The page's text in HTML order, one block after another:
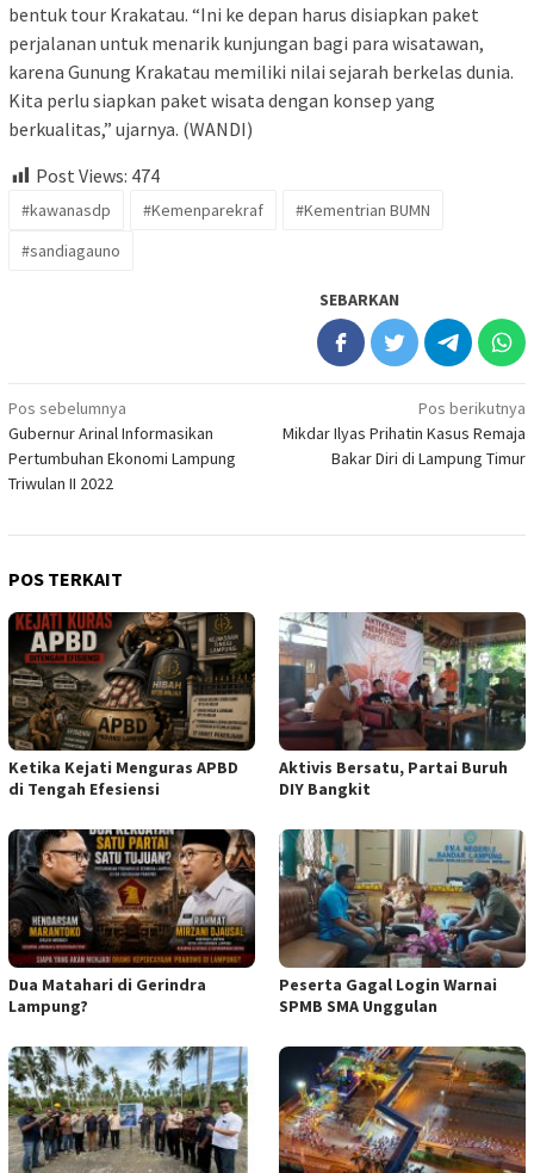
bentuk tour Krakatau. “Ini ke depan harus disiapkan paket
perjalanan untuk menarik kunjungan bagi para wisatawan,
karena Gunung Krakatau memiliki nilai sejarah berkelas dunia.
Kita perlu siapkan paket wisata dengan konsep yang
berkualitas,” ujarnya. (WANDI)
Post Views: 474
#kawanasdp #Kemenparekraf
#Kementrian BUMN
#sandiagauno
SEBARKAN
Navigasi
pos
Pos sebelumnya
Gubernur Arinal Informasikan
Pertumbuhan Ekonomi Lampung
Triwulan II 2022
Pos berikutnya
Mikdar Ilyas Prihatin Kasus Remaja
Bakar Diri di Lampung Timur
POS TERKAIT
Ketika Kejati Menguras APBD
di Tengah Efesiensi
Aktivis Bersatu, Partai Buruh
DIY Bangkit
Dua Matahari di Gerindra
Lampung?
Peserta Gagal Login Warnai
SPMB SMA Unggulan